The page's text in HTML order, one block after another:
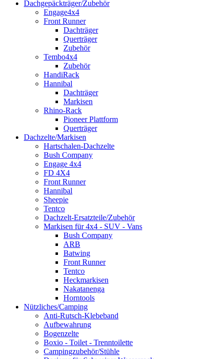
Dachgepäckträger/Zubehör
Engage4x4
Front Runner
Dachträger
Querträger
Zubehör
Tembo4x4
Zubehör
HandiRack
Hannibal
Dachträger
Markisen
Rhino-Rack
Pioneer Plattform
Querträger
Dachzelte/Markisen
Hartschalen-Dachzelte
Bush Company
Engage 4x4
FD 4X4
Front Runner
Hannibal
Sheepie
Tentco
Dachzelt-Ersatzteile/Zubehör
Markisen für 4x4 - SUV - Vans
Bush Company
ARB
Batwing
Front Runner
Tentco
Heckmarkisen
Nakatanenga
Horntools
Nützliches/Camping
Anti-Rutsch-Klebeband
Aufbewahrung
Bogenzelte
Boxio - Toilet - Trenntoilette
Campingzubehör/Stühle